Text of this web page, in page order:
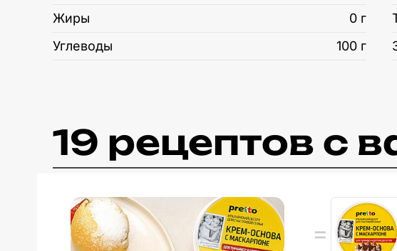
Жиры
0 г
Углеводы
100 г
19 рецептов c